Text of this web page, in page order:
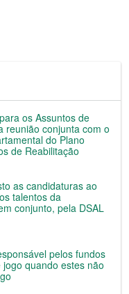
os Assuntos de
reunião conjunta com o
do Plano
de Reabilitação
as candidaturas ao
talentos da
conjunto, pela DSAL
pelos fundos
quando estes não